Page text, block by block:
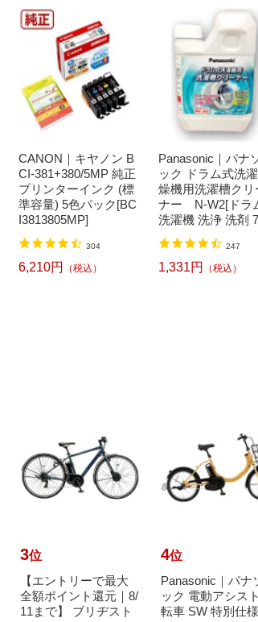
CANON｜キヤノン B
CI-381+380/5MP 純正
プリンターインク (標
準容量) 5色パック[BC
I3813805MP]
304
6,210円 （税込）
Panasonic｜パナ
ック ドラム式洗
燥機用洗濯槽クリ
ナー N-W2[ドラ
洗濯機 洗浄 洗剤
ml NW2]【rb_pcp
247
1,331円 （税込）
3位
【エントリーで最大
全額ポイント還元｜8/
11まで】 ブリヂスト
4位
Panasonic｜パナ
ック 電動アシス
転車 SW 特別仕